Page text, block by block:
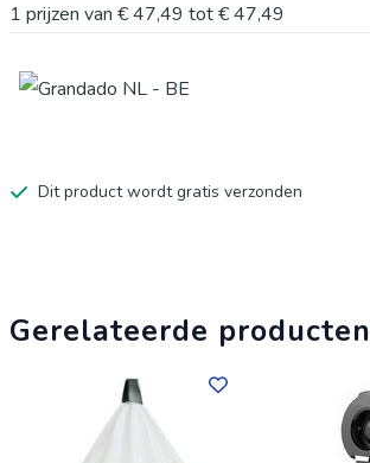
1 prijzen van € 47,49 tot€ 47,49
Dit product wordt gratis verzonden
Gerelateerde producten